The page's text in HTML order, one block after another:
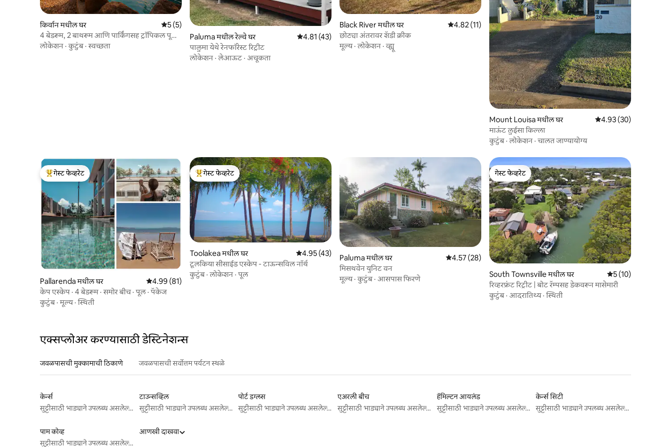
किर्वान मधील घर 5 पैकी 5 सरासरी रेटिंग, 5 रिव्ह्यूज
5 (5)
4 बेडरूम, 2 बाथरूम आणि पार्किंगसह ट्रॉपिकल पूल
रिट्रीट
लोकेशन ·कुटुंब·स्वच्छता
Paluma मधील रेल्वे घर 5 पैकी 4.81 सरासरी रेटिंग, 43 रिव्ह्यूज
4.81 (43)
पालुमा येथे रेनफॉरेस्ट रिट्रीट
लोकेशन ·लेआऊट · अचूकता
Black River मधील घर 5 पैकी 4.82 सरासरी रेटिंग, 11 रिव्ह्यूज
4.82 (11)
छोट्या अंतरावर शॅडी क्रीक
मूल्य·लोकेशन ·व्ह्यू
Mount Louisa मधील घर 5 पैकी 4.93 सरासरी रेटिंग,
4.93 (30)
माऊंट लुईसा किल्ला
कुटुंब·लोकेशन ·चालत जाण्यायोग्य
टॉप गेस्ट फेव्हरेट
गेस्ट फेव्हरेट
Pallarenda मधील घर 5 पैकी 4.99 सरासरी रेटिंग, 81 रिव्ह्यूज
4.99 (81)
केप एस्केप · 4 बेडरूम · समोर बीच · पूल · पॅकेज
कुटुंब·मूल्य·स्थिती
टॉप गेस्ट फेव्हरेट
गेस्ट फेव्हरेट
Toolakea मधील घर 5 पैकी 4.95 सरासरी रेटिंग, 43 रिव्ह्यूज
4.95 (43)
टूलकिया सीसाईड एस्केप - टाऊन्सविल नॉर्थ
कुटुंब·लोकेशन ·पूल
Paluma मधील घर 5 पैकी 4.57 सरासरी रेटिंग, 28 रिव्ह्यूज
4.57 (28)
मिसथवेन युनिट वन
मूल्य·कुटुंब· आसपास फिरणे
गेस्ट फेव्हरेट
गेस्ट फेव्हरेट
South Townsville मधील घर 5 पैकी 5 सरासरी रेटिंग,
5 (10)
रिव्हरफ्रंट रिट्रीट | बोट रॅम्पसह डेकवरून मासेमारी
कुटुंब· आदरातिथ्य·स्थिती
एक्सप्लोअर करण्यासाठी डेस्टिनेशन्स
जवळपासची मुक्कामाची ठिकाणे जवळपासची सर्वोत्तम पर्यटन स्थळे
केर्न्स
सुट्टीसाठी भाड्याने उपलब्ध असलेल्या जागा
टाउन्सव्हिल
सुट्टीसाठी भाड्याने उपलब्ध असलेल्या जागा
पोर्ट डग्लस
सुट्टीसाठी भाड्याने उपलब्ध असलेल्या जागा
एअरली बीच
सुट्टीसाठी भाड्याने उपलब्ध असलेल्या जागा
हॅमिल्टन आयलंड
सुट्टीसाठी भाड्याने उपलब्ध असलेल्या जागा
केर्न्स सिटी
सुट्टीसाठी भाड्याने उपलब्ध असलेल्या जागा
पाम कोव्ह
सुट्टीसाठी भाड्याने उपलब्ध असलेल्या जागा
आणखी दाखवा